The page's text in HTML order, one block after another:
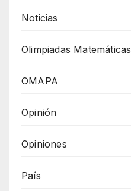
Noticias
Olimpiadas Matemáticas
OMAPA
Opinión
Opiniones
País